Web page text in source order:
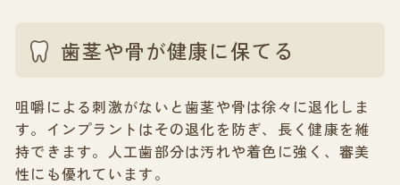
歯茎や骨が健康に保てる
咀嚼による刺激がないと歯茎や骨は徐々に退化しま
す。インプラントはその退化を防ぎ、長く健康を維
持できます。人工歯部分は汚れや着色に強く、審美
性にも優れています。